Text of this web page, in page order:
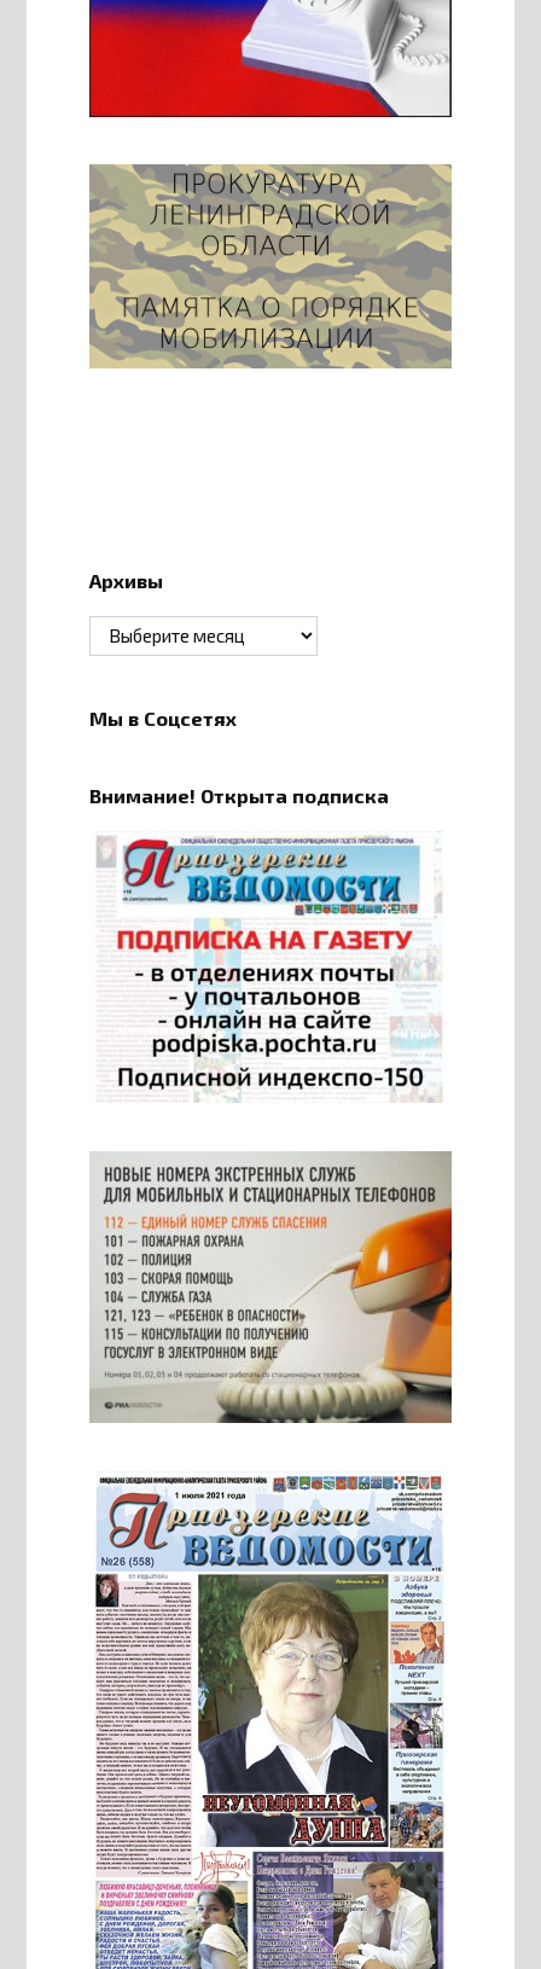
Архивы
Архивы
Мы в Соцсетях
Внимание! Открыта подписка